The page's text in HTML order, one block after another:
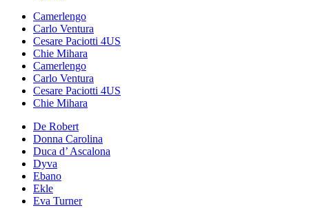
Camerlengo
Carlo Ventura
Cesare Paciotti 4US
Chie Mihara
Camerlengo
Carlo Ventura
Cesare Paciotti 4US
Chie Mihara
De Robert
Donna Carolina
Duca d’ Ascalona
Dyva
Ebano
Ekle
Eva Turner